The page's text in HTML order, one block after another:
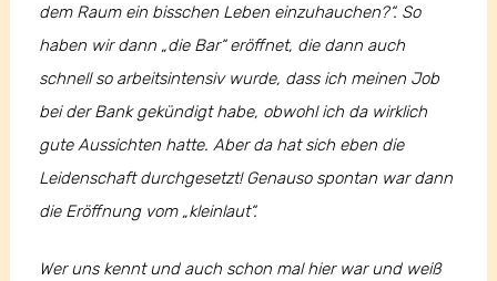
dem Raum ein bisschen Leben einzuhauchen?“. So
haben wir dann „die Bar“ eröffnet, die dann auch
schnell so arbeitsintensiv wurde, dass ich meinen Job
bei der Bank gekündigt habe, obwohl ich da wirklich
gute Aussichten hatte. Aber da hat sich eben die
Leidenschaft durchgesetzt! Genauso spontan war dann
die Eröffnung vom „kleinlaut“.
Wer uns kennt und auch schon mal hier war und weiß